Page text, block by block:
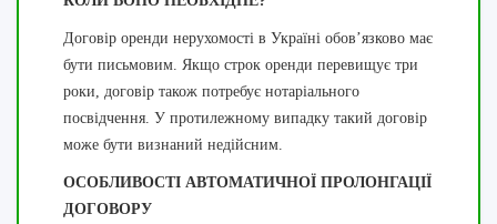
Договір оренди нерухомості в Україні обов’язково має
бути письмовим. Якщо строк оренди перевищує три
роки, договір також потребує нотаріального
посвідчення. У протилежному випадку такий договір
може бути визнаний недійсним.
ОСОБЛИВОСТІ АВТОМАТИЧНОЇ ПРОЛОНГАЦІЇ
ДОГОВОРУ